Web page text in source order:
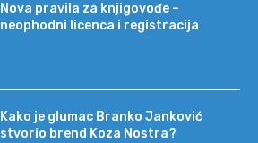
Nova pravila za knjigovođe –
neophodni licenca i registracija
Kako je glumac Branko Janković
stvorio brend Koza Nostra?